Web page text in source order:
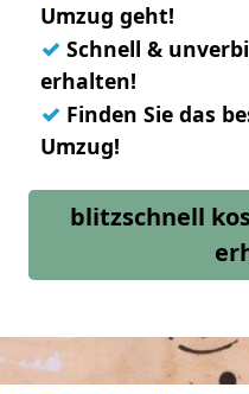
Umzug geht!
✓ Schnell &
erhalten!
✓ Finden Sie das
Umzug!
blitzschnell